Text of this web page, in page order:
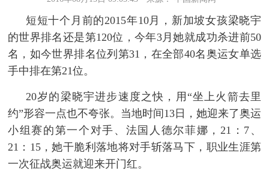
港澳 台湾 华人 汽车
科技
图片 视频 彩票 食品
旅游 健康 信息化 数据
金融 公益
短短十个月前的2015年10月，新加坡女孩梁晓宇
的世界排名还是第120位，今年3月她就成功杀进前50
名，如今世界排名位列第31，在全部40名奥运女单选
手中排在第21位。
20岁的梁晓宇进步速度之快，用“坐上火箭去里
约”形容一点也不夸张。当地时间13日，她迎来了奥运
小组赛的第一个对手、法国人德尔菲娜，21：7、
21：15，她干脆利落地将对手斩落马下，职业生涯第
一次征战奥运就迎来开门红。